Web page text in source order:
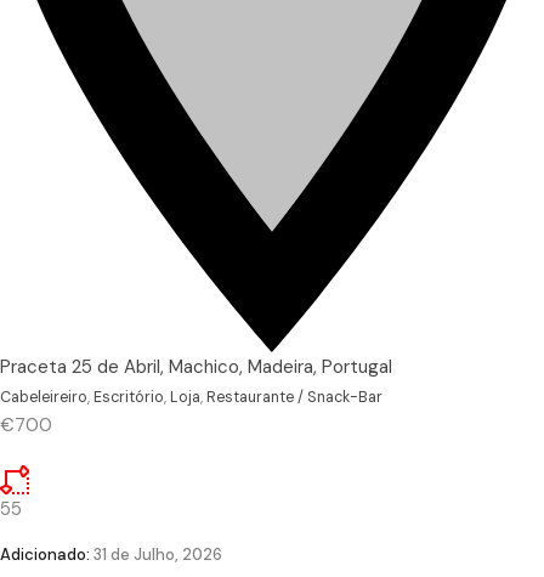
Praceta 25 de Abril, Machico, Madeira, Portugal
Cabeleireiro,Escritório,Loja,Restaurante / Snack-Bar
€700
55
Adicionado: 31 de Julho, 2026